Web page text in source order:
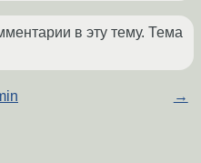
в эту тему. Тема
→